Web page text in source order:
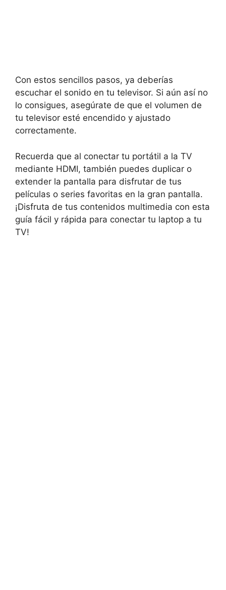
Con estos sencillos pasos, ya deberías
escuchar el sonido en tu televisor. Si aún así no
lo consigues, asegúrate de que el volumen de
tu televisor esté encendido y ajustado
correctamente.
Recuerda que al conectar tu portátil a la TV
mediante HDMI, también puedes duplicar o
extender la pantalla para disfrutar de tus
películas o series favoritas en la gran pantalla.
¡Disfruta de tus contenidos multimedia con esta
guía fácil y rápida para conectar tu laptop a tu
TV!